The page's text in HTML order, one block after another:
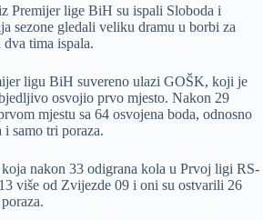
Premijer lige BiH su ispali Sloboda i
sezone gledali veliku dramu u borbi za
tima ispala.
ligu BiH suvereno ulazi GOŠK, koji je
osvojio prvo mjesto. Nakon 29
mjestu sa 64 osvojena boda, odnosno
i samo tri poraza.
nakon 33 odigrana kola u Prvoj ligi RS-
više od Zvijezde 09 i oni su ostvarili 26